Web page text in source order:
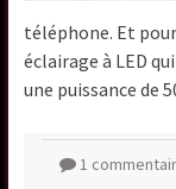
téléphone. Et
éclairage à LED
une puissance de
1